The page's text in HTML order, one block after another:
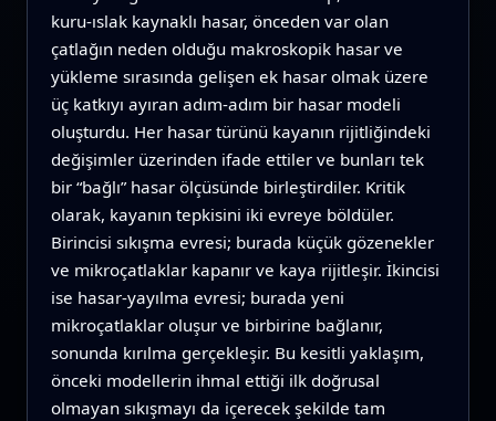
kuru‑ıslak kaynaklı hasar, önceden var olan
çatlağın neden olduğu makroskopik hasar ve
yükleme sırasında gelişen ek hasar olmak üzere
üç katkıyı ayıran adım‑adım bir hasar modeli
oluşturdu. Her hasar türünü kayanın rijitliğindeki
değişimler üzerinden ifade ettiler ve bunları tek
bir “bağlı” hasar ölçüsünde birleştirdiler. Kritik
olarak, kayanın tepkisini iki evreye böldüler.
Birincisi sıkışma evresi; burada küçük gözenekler
ve mikroçatlaklar kapanır ve kaya rijitleşir. İkincisi
ise hasar‑yayılma evresi; burada yeni
mikroçatlaklar oluşur ve birbirine bağlanır,
sonunda kırılma gerçekleşir. Bu kesitli yaklaşım,
önceki modellerin ihmal ettiği ilk doğrusal
olmayan sıkışmayı da içerecek şekilde tam